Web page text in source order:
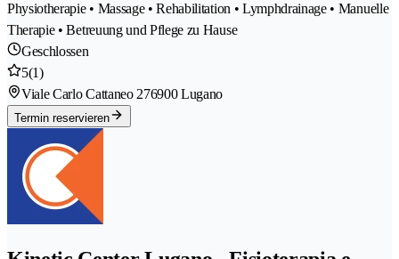
Physiotherapie • Massage • Rehabilitation • Lymphdrainage • Manuelle
Therapie • Betreuung und Pflege zu Hause
Geschlossen
5(1)
Viale Carlo Cattaneo 276900 Lugano
Termin reservieren